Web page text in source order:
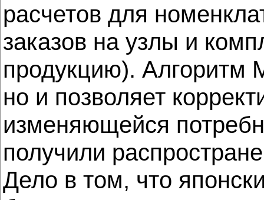
расчетов для
заказов на узлы и
продукцию). Алгоритм
но и позволяет
изменяющейся
получили
Дело в том, что